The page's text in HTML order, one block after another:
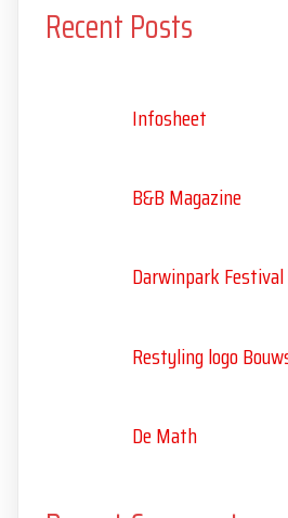
Recent Posts
Infosheet
B&B Magazine
Darwinpark Festival
Restyling logo
De Math